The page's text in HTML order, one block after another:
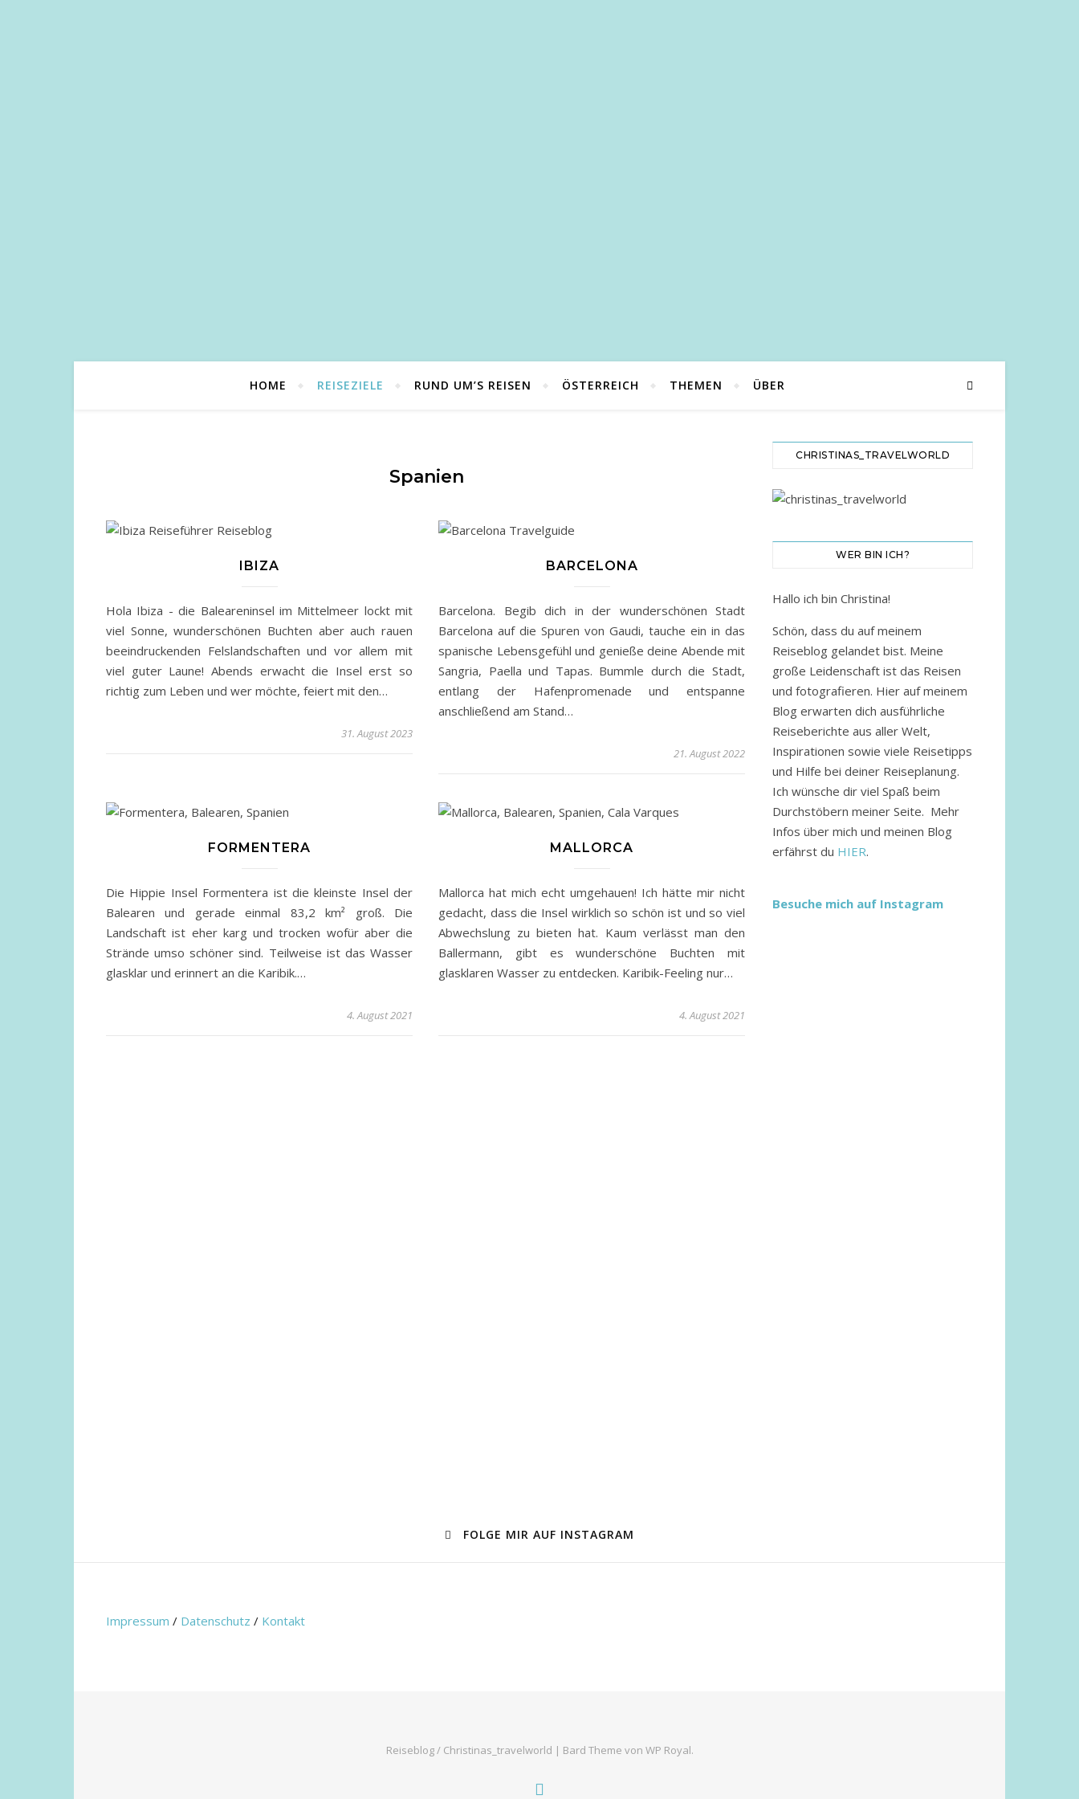
HOME REISEZIELE RUND UM’S REISEN ÖSTERREICH THEMEN ÜBER
Spanien
IBIZA
Hola Ibiza - die Baleareninsel im Mittelmeer lockt mit
viel Sonne, wunderschönen Buchten aber auch rauen
beeindruckenden Felslandschaften und vor allem mit
viel guter Laune! Abends erwacht die Insel erst so
richtig zum Leben und wer möchte, feiert mit den…
31. August 2023
BARCELONA
Barcelona. Begib dich in der wunderschönen Stadt
Barcelona auf die Spuren von Gaudi, tauche ein in das
spanische Lebensgefühl und genieße deine Abende mit
Sangria, Paella und Tapas. Bummle durch die Stadt,
entlang der Hafenpromenade und entspanne
anschließend am Stand…
21. August 2022
FORMENTERA
Die Hippie Insel Formentera ist die kleinste Insel der
Balearen und gerade einmal 83,2 km² groß. Die
Landschaft ist eher karg und trocken wofür aber die
Strände umso schöner sind. Teilweise ist das Wasser
glasklar und erinnert an die Karibik.…
4. August 2021
MALLORCA
Mallorca hat mich echt umgehauen! Ich hätte mir nicht
gedacht, dass die Insel wirklich so schön ist und so viel
Abwechslung zu bieten hat. Kaum verlässt man den
Ballermann, gibt es wunderschöne Buchten mit
glasklaren Wasser zu entdecken. Karibik-Feeling nur…
4. August 2021
CHRISTINAS_TRAVELWORLD
WER BIN ICH?
Hallo ich bin Christina!
Schön, dass du auf meinem
Reiseblog gelandet bist. Meine
große Leidenschaft ist das Reisen
und fotografieren. Hier auf meinem
Blog erwarten dich ausführliche
Reiseberichte aus aller Welt,
Inspirationen sowie viele Reisetipps
und Hilfe bei deiner Reiseplanung.
Ich wünsche dir viel Spaß beim
Durchstöbern meiner Seite. Mehr
Infos über mich und meinen Blog
erfährst du HIER.
Besuche mich auf Instagram
FOLGE MIR AUF INSTAGRAM
Impressum / Datenschutz / Kontakt
Reiseblog / Christinas_travelworld | Bard Theme von WP Royal.